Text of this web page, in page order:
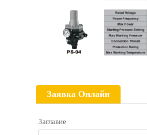
Заявка Онлайн
Заглавие